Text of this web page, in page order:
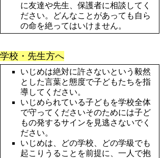
に友達や先生、保護者に相談してく
ださい。どんなことがあっても自ら
の命を絶ってはいけません。
学校・先生方へ
いじめは絶対に許さないという毅然
とした言葉と態度で子どもたちを指
導してください。
いじめられている子どもを学校全体
で守ってくださいそのためには子ど
もの発するサインを見逃さないでく
ださい。
いじめは、どの学校、どの学級でも
起こりうることを前提に、一人で抱